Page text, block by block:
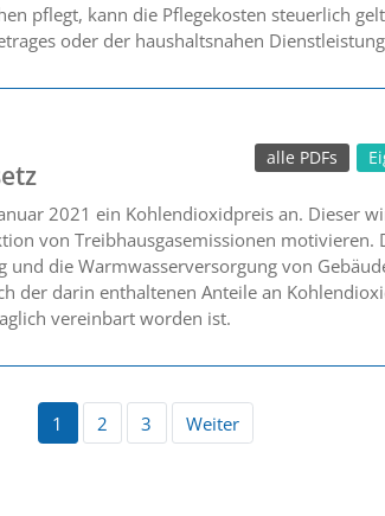
pflegt, kann die Pflegekosten steuerlich
oder der haushaltsnahen
alle PDFs
2021 ein Kohlendioxidpreis an. Dieser
von Treibhausgasemissionen
und die Warmwasserversorgung von
der darin enthaltenen Anteile an
vereinbart worden ist.
1 2 3 Weiter